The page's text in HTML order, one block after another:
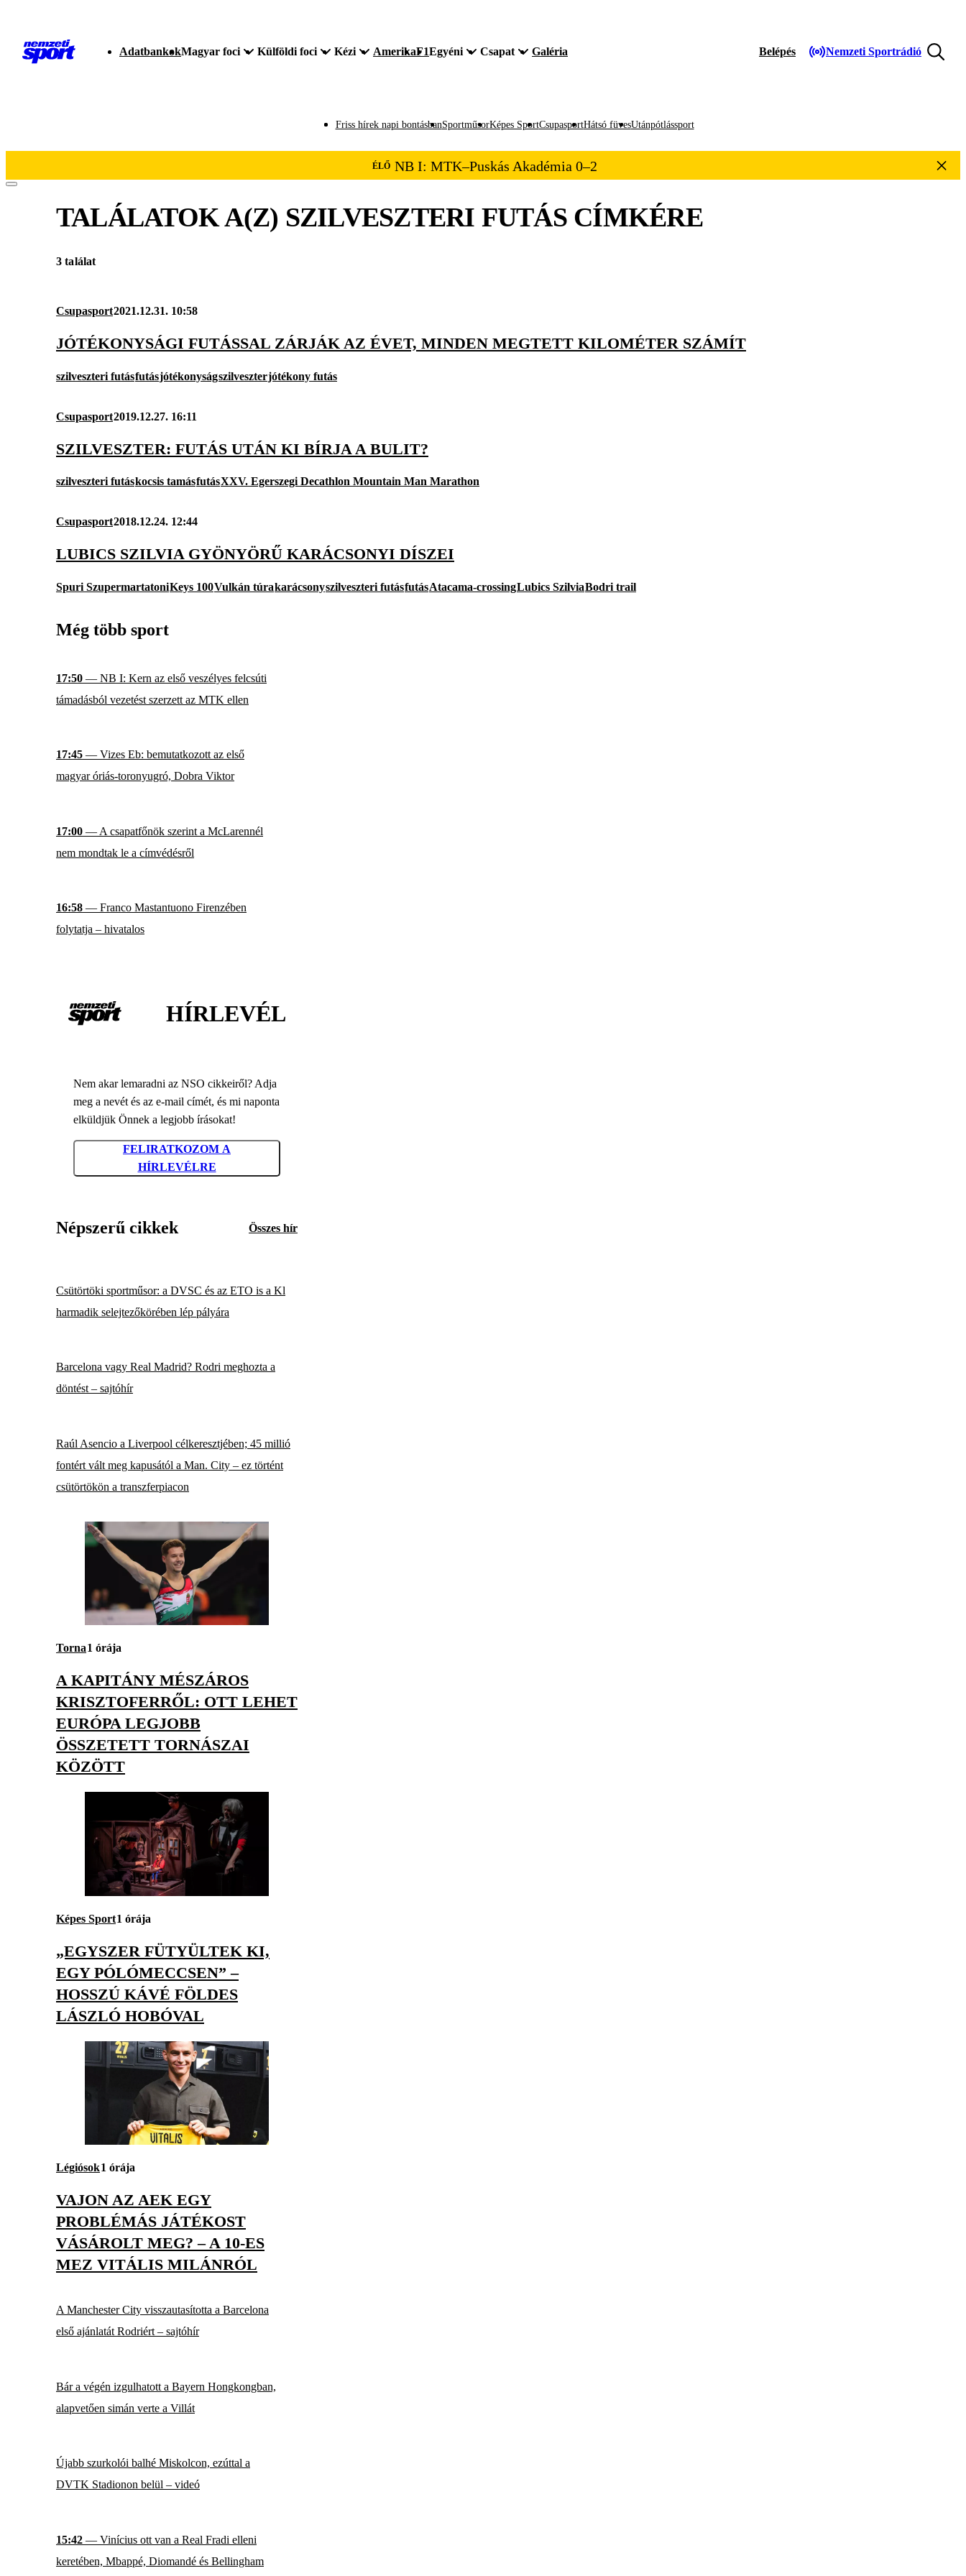
AdatbankokMagyar foci Külföldi foci Kézi AmerikaF1Egyéni Csapat Galéria Belépés Nemzeti Sportrádió
Friss hírek napi bontásbanSportműsorKépes SportCsupasportHátsó füvesUtánpótlássport
ÉLŐ NB I: MTK–Puskás Akadémia 0–2
TALÁLATOK A(Z) SZILVESZTERI FUTÁSCÍMKÉRE
3 találat
Csupasport2021.12.31. 10:58
JÓTÉKONYSÁGI FUTÁSSAL ZÁRJÁK AZ ÉVET, MINDEN MEGTETT KILOMÉTER SZÁMÍT
szilveszteri futásfutásjótékonyságszilveszterjótékony futás
Csupasport2019.12.27. 16:11
SZILVESZTER: FUTÁS UTÁN KI BÍRJA A BULIT?
szilveszteri futáskocsis tamásfutásXXV. Egerszegi Decathlon Mountain Man Marathon
Csupasport2018.12.24. 12:44
LUBICS SZILVIA GYÖNYÖRŰ KARÁCSONYI DÍSZEI
Spuri SzupermartatoniKeys 100Vulkán túrakarácsonyszilveszteri futásfutásAtacama-crossingLubics SzilviaBodri trail
Még több sport
17:50 — NB I: Kern az első veszélyes felcsúti
támadásból vezetést szerzett az MTK ellen
17:45 — Vizes Eb: bemutatkozott az első
magyar óriás-toronyugró, Dobra Viktor
17:00 — A csapatfőnök szerint a McLarennél
nem mondtak le a címvédésről
16:58 — Franco Mastantuono Firenzében
folytatja – hivatalos
HÍRLEVÉL
Nem akar lemaradni az NSO cikkeiről? Adja
meg a nevét és az e-mail címét, és mi naponta
elküldjük Önnek a legjobb írásokat!
FELIRATKOZOM A
HÍRLEVÉLRE
Népszerű cikkek Összes hír
Csütörtöki sportműsor: a DVSC és az ETO is a Kl
harmadik selejtezőkörében lép pályára
Barcelona vagy Real Madrid? Rodri meghozta a
döntést – sajtóhír
Raúl Asencio a Liverpool célkeresztjében; 45 millió
fontért vált meg kapusától a Man. City – ez történt
csütörtökön a transzferpiacon
Torna1 órája
A KAPITÁNY MÉSZÁROS
KRISZTOFERRŐL: OTT LEHET
EURÓPA LEGJOBB
ÖSSZETETT TORNÁSZAI
KÖZÖTT
Képes Sport1 órája
„EGYSZER FÜTYÜLTEK KI,
EGY PÓLÓMECCSEN” –
HOSSZÚ KÁVÉ FÖLDES
LÁSZLÓ HOBÓVAL
Légiósok1 órája
VAJON AZ AEK EGY
PROBLÉMÁS JÁTÉKOST
VÁSÁROLT MEG? – A 10-ES
MEZ VITÁLIS MILÁNRÓL
A Manchester City visszautasította a Barcelona
első ajánlatát Rodriért – sajtóhír
Bár a végén izgulhatott a Bayern Hongkongban,
alapvetően simán verte a Villát
Újabb szurkolói balhé Miskolcon, ezúttal a
DVTK Stadionon belül – videó
15:42 — Vinícius ott van a Real Fradi elleni
keretében, Mbappé, Diomandé és Bellingham